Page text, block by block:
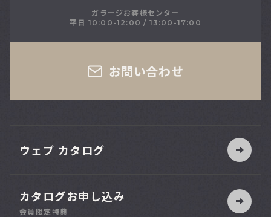
ガラージお客様センター
平日 10:00-12:00 / 13:00-17:00
お問い合わせ
ウェブ カタログ
カタログお申し込み
会員限定特典